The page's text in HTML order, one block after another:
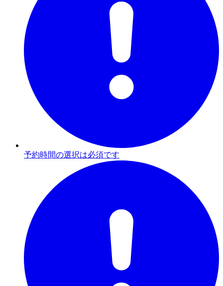
予約時間の選択は必須です